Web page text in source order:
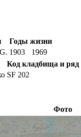
Годы жизни
1903
1969
Код кладбища и ряд
SF 202
Фото